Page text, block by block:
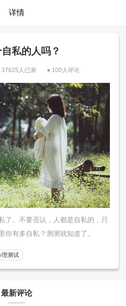
详情
私的人吗？
37625人已测 100人评论
了。不要否认，人都是自私的，只
你有多自私？测测就知道了。
理测试
最新评论